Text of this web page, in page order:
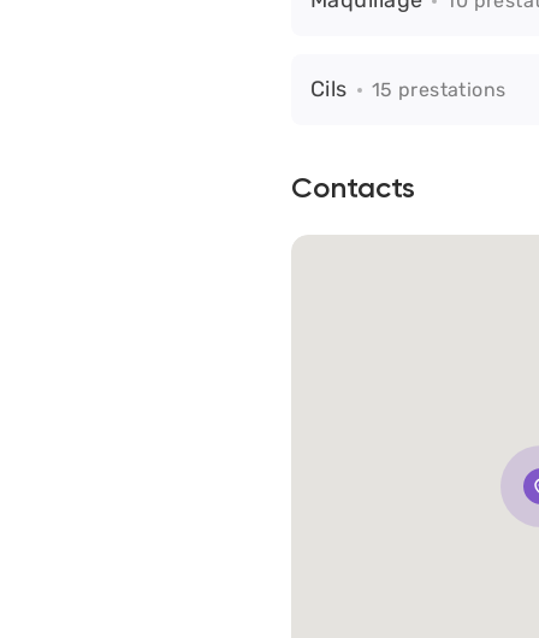
Cils 15 prestations
Contacts